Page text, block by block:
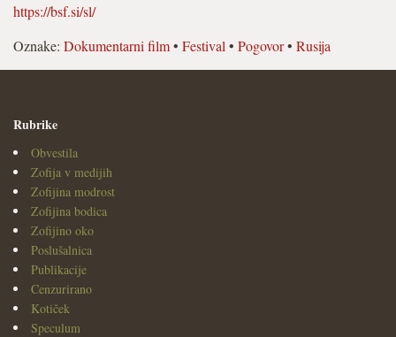
https://bsf.si/sl/
Oznake: Dokumentarni film• Festival • Pogovor• Rusija
Rubrike
Obvestila
Zofija v medijih
Zofijina modrost
Zofijina bodica
Zofijino oko
Poslušalnica
Publikacije
Cenzurirano
Kotiček
Speculum